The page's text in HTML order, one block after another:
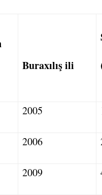
Buraxılış ili
2005
2006
2009